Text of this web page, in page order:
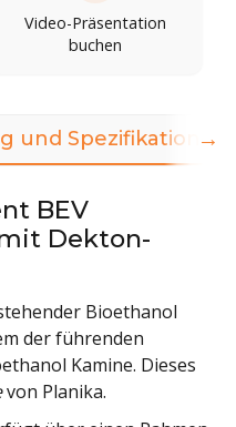
Video-Präsentation
buchen
und Spezifikationen
BEV
Dekton-
Bioethanol
der führenden
Kamine. Dieses
von Planika.
→